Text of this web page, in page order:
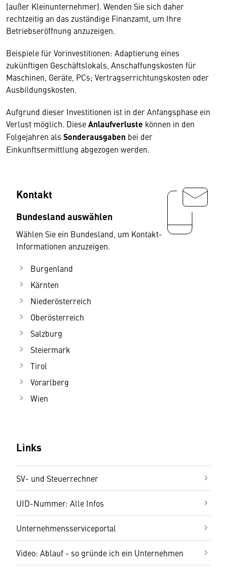
(außer Kleinunternehmer). Wenden Sie sich daher
rechtzeitig an das zuständige Finanzamt, um Ihre
Betriebseröffnung anzuzeigen.
Beispiele für Vorinvestitionen: Adaptierung eines
zukünftigen Geschäftslokals, Anschaffungskosten für
Maschinen, Geräte, PCs; Vertragserrichtungskosten oder
Ausbildungskosten.
Aufgrund dieser Investitionen ist in der Anfangsphase ein
Verlust möglich. DieseAnlaufverluste können in den
Folgejahren als Sonderausgaben bei der
Einkunftsermittlung abgezogen werden.
Kontakt
Bundesland auswählen
Wählen Sie ein Bundesland, um Kontakt-
Informationen anzuzeigen.
Burgenland
Kärnten
Niederösterreich
Oberösterreich
Salzburg
Steiermark
Tirol
Vorarlberg
Wien
Links
SV- und Steuerrechner
UID-Nummer: Alle Infos
Unternehmensserviceportal
Video: Ablauf - so gründe ich ein Unternehmen